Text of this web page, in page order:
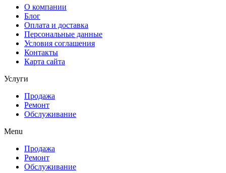
О компании
Блог
Оплата и доставка
Персональные данные
Условия соглашения
Контакты
Карта сайта
Услуги
Продажа
Ремонт
Обслуживание
Menu
Продажа
Ремонт
Обслуживание